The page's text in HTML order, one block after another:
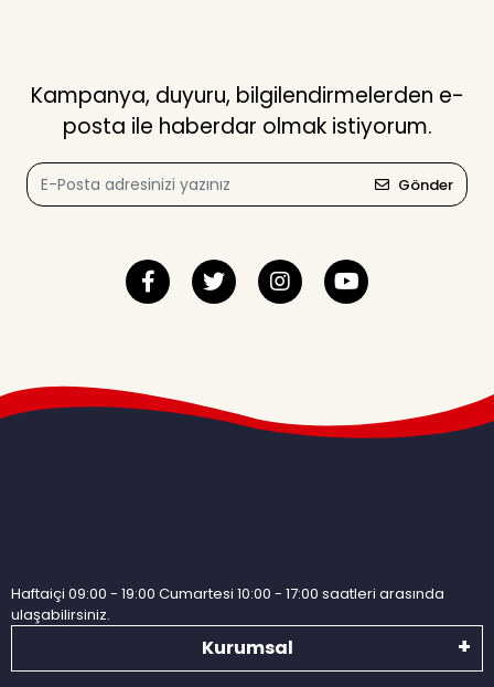
Kampanya, duyuru, bilgilendirmelerden e-
posta ile haberdar olmak istiyorum.
Gönder
Haftaiçi 09:00 - 19:00 Cumartesi 10:00 - 17:00 saatleri arasında
ulaşabilirsiniz.
Kurumsal